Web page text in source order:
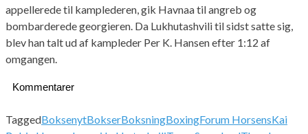
appellerede til kamplederen, gik Havnaa til angreb og
bombarderede georgieren. Da Lukhutashvili til sidst satte sig,
blev han talt ud af kampleder Per K. Hansen efter 1:12 af
omgangen.
Kommentarer
TaggedBoksenytBokserBoksningBoxingForum HorsensKai